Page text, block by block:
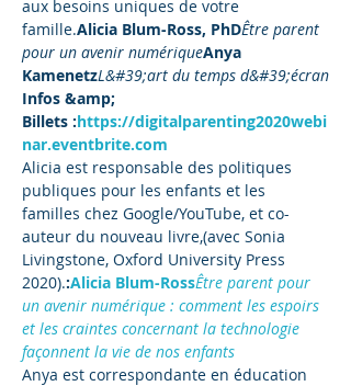
aux besoins uniques de votre
famille.Alicia Blum-Ross, PhDÊtre parent
pour un avenir numériqueAnya
KamenetzL&#39;art du temps d&#39;écran
Infos &amp;
Billets :https://digitalparenting2020webi
nar.eventbrite.com
Alicia est responsable des politiques
publiques pour les enfants et les
familles chez Google/YouTube, et co-
auteur du nouveau livre,(avec Sonia
Livingstone, Oxford University Press
2020).:Alicia Blum-RossÊtre parent pour
un avenir numérique : comment les espoirs
et les craintes concernant la technologie
façonnent la vie de nos enfants
Anya est correspondante en éducation